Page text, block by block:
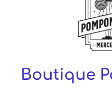
Boutique